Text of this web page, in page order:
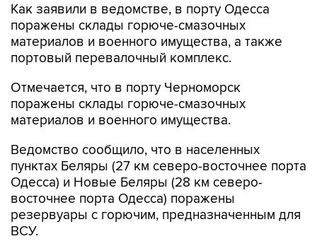
Как заявили в ведомстве, в порту Одесса
поражены склады горюче-смазочных
материалов и военного имущества, а также
портовый перевалочный комплекс.
Отмечается, что в порту Черноморск
поражены склады горюче-смазочных
материалов и военного имущества.
Ведомство сообщило, что в населенных
пунктах Беляры (27 км северо-восточнее порта
Одесса) и Новые Беляры (28 км северо-
восточнее порта Одесса) поражены
резервуары с горючим, предназначенным для
ВСУ.